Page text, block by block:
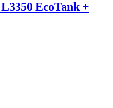
EcoTank +